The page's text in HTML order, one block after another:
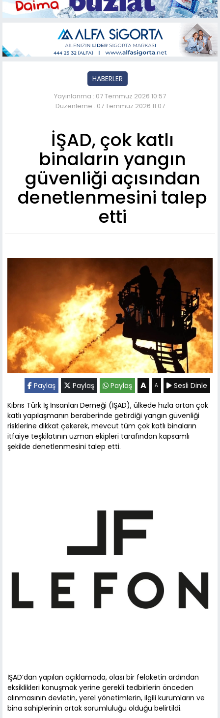
HABERLER
Yayınlanma : 07 Temmuz 2026 10:57
Düzenleme : 07 Temmuz 2026 11:07
İŞAD, çok katlı
binaların yangın
güvenliği açısından
denetlenmesini talep
etti
Paylaş Paylaş Paylaş A A
Sesli Dinle
Kıbrıs Türk İş İnsanları Derneği (İŞAD), ülkede hızla artan çok
katlı yapılaşmanın beraberinde getirdiği yangın güvenliği
risklerine dikkat çekerek, mevcut tüm çok katlı binaların
itfaiye teşkilatının uzman ekipleri tarafından kapsamlı
şekilde denetlenmesini talep etti.
İŞAD’dan yapılan açıklamada, olası bir felaketin ardından
eksiklikleri konuşmak yerine gerekli tedbirlerin önceden
alınmasının devletin, yerel yönetimlerin, ilgili kurumların ve
bina sahiplerinin ortak sorumluluğu olduğu belirtildi.